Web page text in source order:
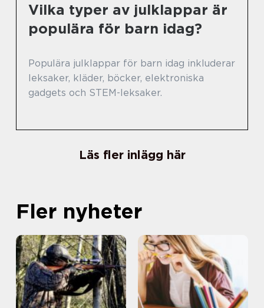
Vilka typer av julklappar är
populära för barn idag?
Populära julklappar för barn idag inkluderar
leksaker, kläder, böcker, elektroniska
gadgets och STEM-leksaker.
Läs fler inlägg här
Fler nyheter